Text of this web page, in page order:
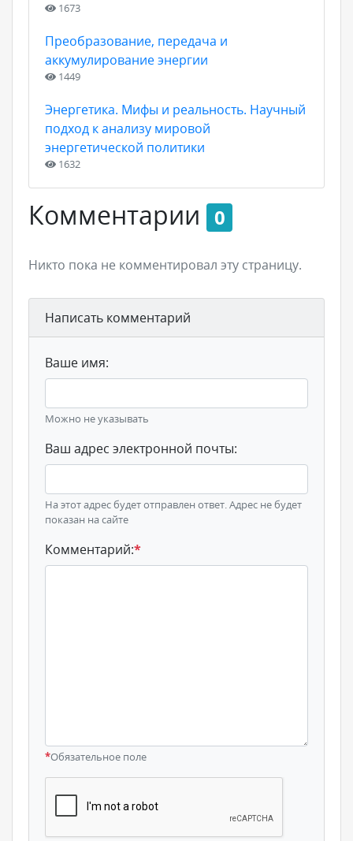
1673
Преобразование, передача и
аккумулирование энергии
1449
Энергетика. Мифы и реальность. Научный
подход к анализу мировой
энергетической политики
1632
Комментарии 0
Никто пока не комментировал эту страницу.
Написать комментарий
Ваше имя:
Можно не указывать
Ваш адрес электронной почты:
На этот адрес будет отправлен ответ. Адрес не будет
показан на сайте
Комментарий:*
*Обязательное поле